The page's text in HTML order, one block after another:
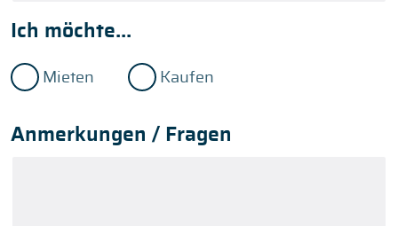
Ich möchte...
Mieten Kaufen
Anmerkungen / Fragen